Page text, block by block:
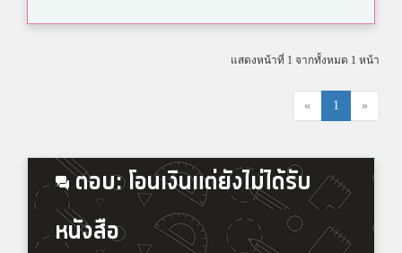
แสดงหน้าที่ 1 จากทั้งหมด 1 หน้า
« 1 »
ตอบ: โอนเงินแต่ยังไม่ได้รับ
หนังสือ